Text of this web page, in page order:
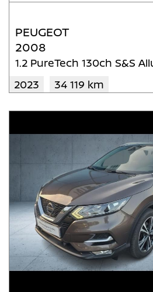
PEUGEOT
2008
1.2 PureTech 130ch S&S
2023
34 119 km